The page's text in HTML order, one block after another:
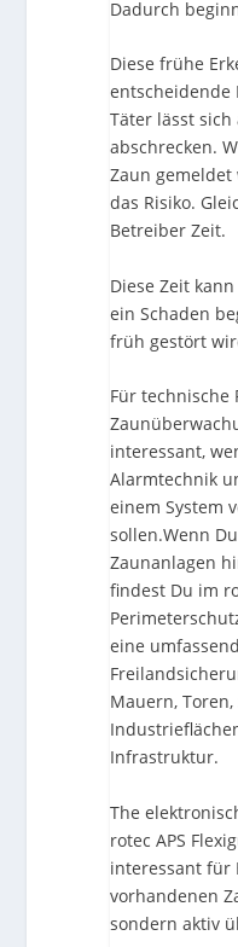
Dadurch
Diese frühe
entscheidende
Täter lässt
abschrecken.
Zaun
das Risiko.
Betreiber Zeit.
Diese Zeit
ein Schaden
früh gestört
Für technische
interessant,
Alarmtechnik
einem System
sollen.Wenn
Zaunanlagen
findest Du im
eine
Mauern,
Infrastruktur.
The
rotec APS
interessant für
vorhandenen
sondern aktiv